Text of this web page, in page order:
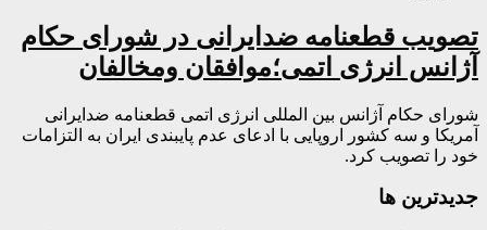
تصویب قطعنامه ضدایرانی در شورای حکام
آژانس انرژی اتمی؛موافقان ومخالفان
شورای حکام آژانس بین المللی انرژی اتمی قطعنامه ضدایرانی
آمریکا و سه کشور اروپایی با ادعای عدم پایبندی ایران به التزامات
خود را تصویب کرد.
جديدترين ها